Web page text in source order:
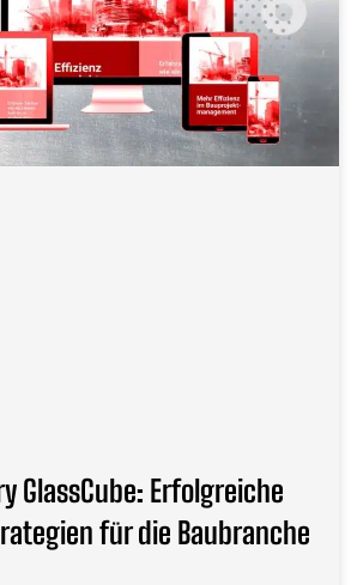
GlassCube: Erfolgreiche
für die Baubranche